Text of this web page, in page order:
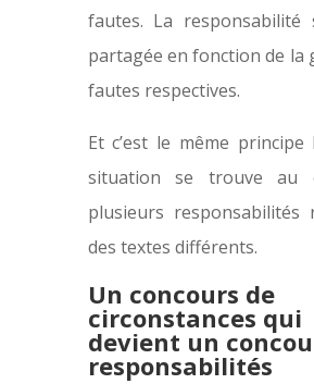
fautes. La responsabilité
partagée en fonction de la
fautes respectives.
Et c’est le même principe
situation se trouve au
plusieurs responsabilités
des textes différents.
Un concours de
circonstances qui
devient un
responsabilités